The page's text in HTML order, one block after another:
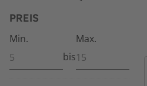
PREIS
Min.
bis
Max.